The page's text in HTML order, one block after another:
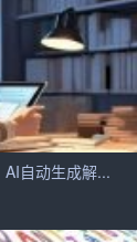
自动生成解...